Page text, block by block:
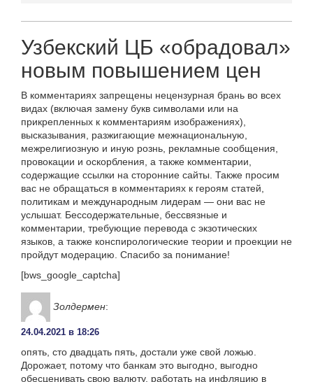
Узбекский ЦБ «обрадовал»
новым повышением цен
В комментариях запрещены нецензурная брань во всех
видах (включая замену букв символами или на
прикрепленных к комментариям изображениях),
высказывания, разжигающие межнациональную,
межрелигиозную и иную рознь, рекламные сообщения,
провокации и оскорбления, а также комментарии,
содержащие ссылки на сторонние сайты. Также просим
вас не обращаться в комментариях к героям статей,
политикам и международным лидерам — они вас не
услышат. Бессодержательные, бессвязные и
комментарии, требующие перевода с экзотических
языков, а также конспирологические теории и проекции не
пройдут модерацию. Спасибо за понимание!
[bws_google_captcha]
Золдермен:
24.04.2021 в 18:26
опять, сто двадцать пять, достали уже свой ложью.
Дорожает, потому что банкам это выгодно, выгодно
обесценивать свою валюту, работать на инфляцию в